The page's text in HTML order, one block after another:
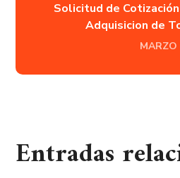
Solicitud de
Adquisicion de
MARZO
Entradas